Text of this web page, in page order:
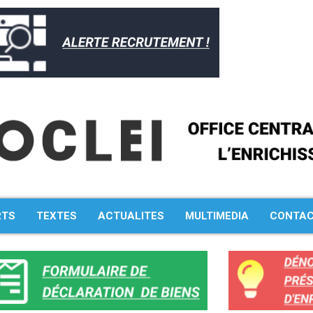
TEXTES ACTUALITES MULTIMEDIA